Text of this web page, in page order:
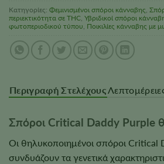
Κατηγορίες: Φεμινισμένοι σπόροι κάνναβης,
περιεκτικότητα σε THC, Υβριδικοί σπόροι
φωτοπεριοδικού τύπου, Ποικιλίες κάνναβης με
Περιγραφή Στελέχους
Σπόροι Critical Daddy Purple
Οι θηλυκοποιημένοι σπόροι Critical
συνδυάζουν τα γενετικά